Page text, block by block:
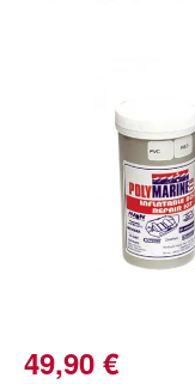
Regulärer Preis:
49,90 €